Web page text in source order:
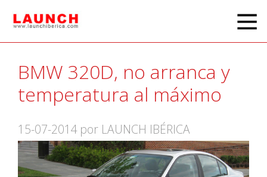
BMW 320D, no arranca y
temperatura al máximo
15-07-2014 por LAUNCH IBÉRICA